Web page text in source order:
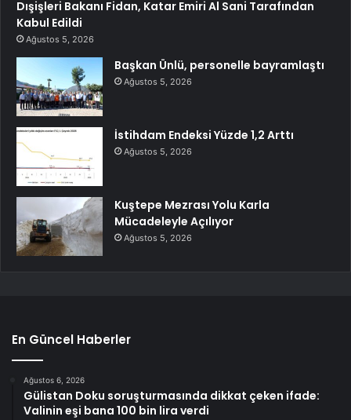
Dışişleri Bakanı Fidan, Katar Emiri Al Sani Tarafından
Kabul Edildi
Ağustos 5, 2026
Başkan Ünlü, personelle bayramlaştı
Ağustos 5, 2026
İstihdam Endeksi Yüzde 1,2 Arttı
Ağustos 5, 2026
Kuştepe Mezrası Yolu Karla
Mücadeleyle Açılıyor
Ağustos 5, 2026
En Güncel Haberler
Ağustos 6, 2026
Gülistan Doku soruşturmasında dikkat çeken ifade:
Valinin eşi bana 100 bin lira verdi